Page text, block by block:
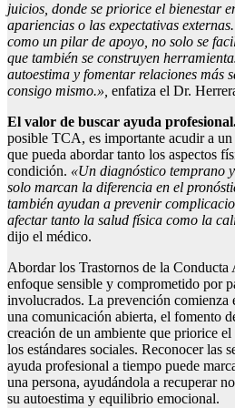
juicios, donde se priorice el bienestar
apariencias o las expectativas
como un pilar de apoyo, no solo se
que también se construyen
autoestima y fomentar relaciones más
consigo mismo.», enfatiza el Dr.
El valor de buscar ayuda
posible TCA, es importante acudir a
que pueda abordar tanto los aspectos
condición. «Un diagnóstico temprano
solo marcan la diferencia en el
también ayudan a prevenir
afectar tanto la salud física como la
dijo el médico.
Abordar los Trastornos de la Conducta
enfoque sensible y comprometido por
involucrados. La prevención comienza
una comunicación abierta, el fomento
creación de un ambiente que priorice
los estándares sociales. Reconocer las
ayuda profesional a tiempo puede
una persona, ayudándola a recuperar
su autoestima y equilibrio emocional.